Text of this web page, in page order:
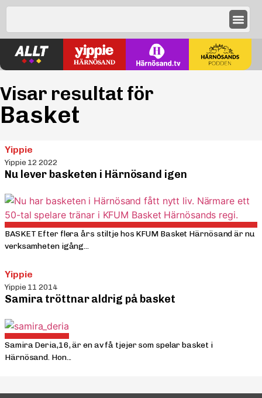
Visar resultat för
Basket
Yippie
Yippie 12 2022
Nu lever basketen i Härnösand igen
BASKET Efter flera års stiltje hos KFUM Basket Härnösand är nu
verksamheten igång...
Yippie
Yippie 11 2014
Samira tröttnar aldrig på basket
Samira Deria,16, är en av få tjejer som spelar basket i
Härnösand. Hon...